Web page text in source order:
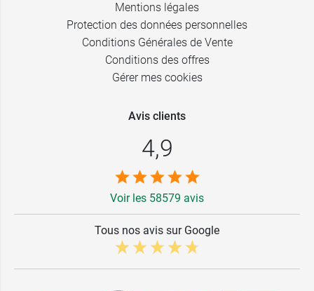
Mentions légales
Protection des données personnelles
Conditions Générales de Vente
Conditions des offres
Gérer mes cookies
Avis clients
4,9
Voir les 58579 avis
Tous nos avis sur Google